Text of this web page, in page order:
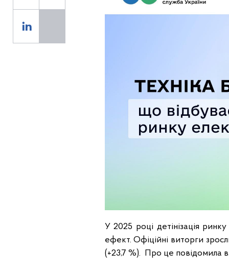
У 2025 році детінізація
ефект. Офіційні виторги
(+23,7 %). Про це повідомила